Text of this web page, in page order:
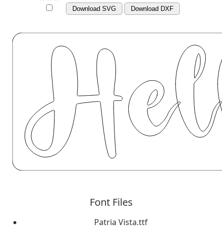
Download SVG Download DXF
Font Files
Patria Vista.ttf